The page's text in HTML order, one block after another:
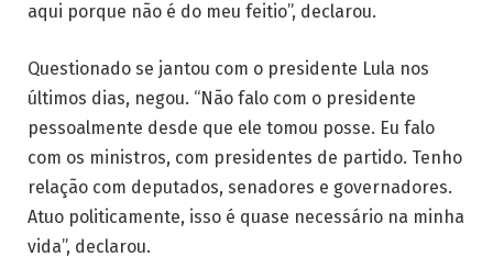
aqui porque não é do meu feitio”, declarou.
Questionado se jantou com o presidente Lula nos
últimos dias, negou. “Não falo com o presidente
pessoalmente desde que ele tomou posse. Eu falo
com os ministros, com presidentes de partido. Tenho
relação com deputados, senadores e governadores.
Atuo politicamente, isso é quase necessário na minha
vida”, declarou.